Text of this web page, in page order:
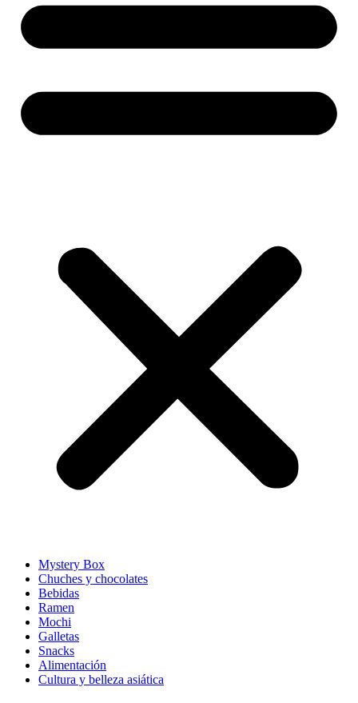
Mystery Box
Chuches y chocolates
Bebidas
Ramen
Mochi
Galletas
Snacks
Alimentación
Cultura y belleza asiática